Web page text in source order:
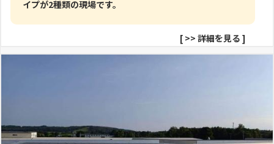
イプが2種類の現場です。
[ >> 詳細を見る ]